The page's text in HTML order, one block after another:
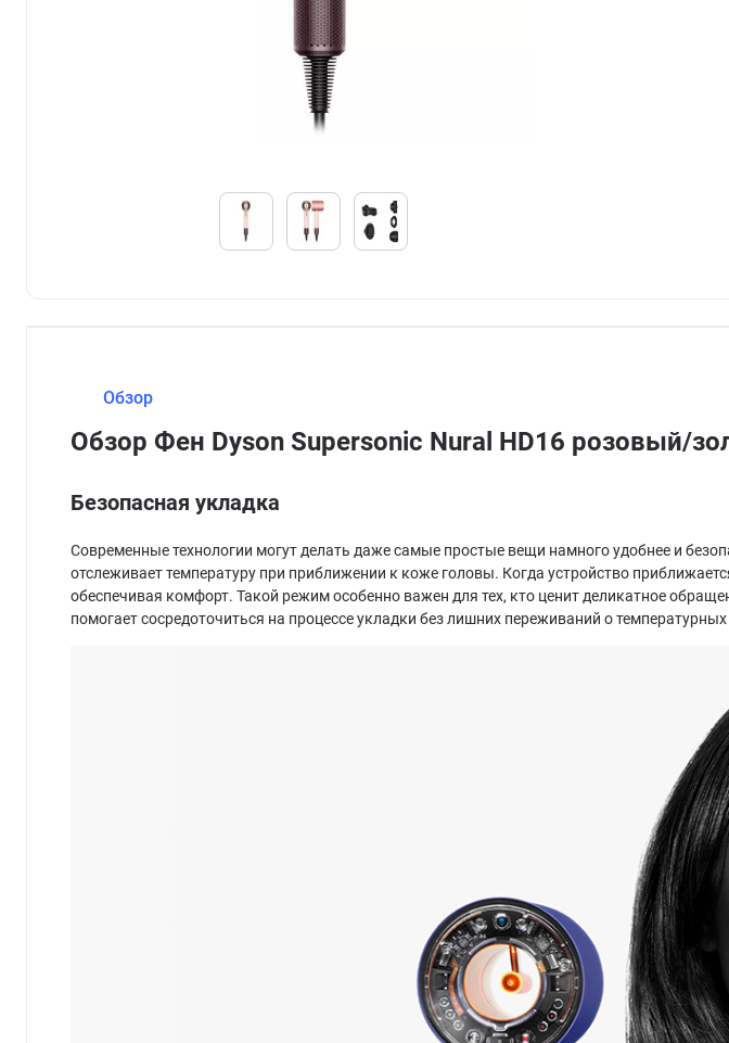
Обзор
Обзор Фен Dyson Supersonic Nural HD16 розовый/
Безопасная укладка
Современные технологии могут делать даже самые простые вещи намного удобнее и
отслеживает температуру при приближении к коже головы. Когда устройство
обеспечивая комфорт. Такой режим особенно важен для тех, кто ценит деликатное
помогает сосредоточиться на процессе укладки без лишних переживаний о